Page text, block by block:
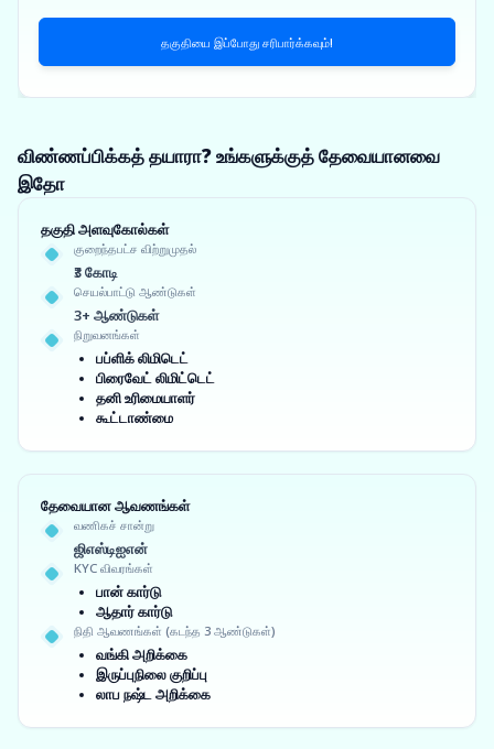
தகுதியை இப்போது சரிபார்க்கவும்!
விண்ணப்பிக்கத் தயாரா? உங்களுக்குத் தேவையானவை
இதோ
தகுதி அளவுகோல்கள்
குறைந்தபட்ச விற்றுமுதல்
₹3 கோடி
செயல்பாட்டு ஆண்டுகள்
3+ ஆண்டுகள்
நிறுவனங்கள்
பப்ளிக் லிமிடெட்
பிரைவேட் லிமிட்டெட்
தனி உரிமையாளர்
கூட்டாண்மை
தேவையான ஆவணங்கள்
வணிகச் சான்று
ஜிஎஸ்டிஐஎன்
KYC விவரங்கள்
பான் கார்டு
ஆதார் கார்டு
நிதி ஆவணங்கள் (கடந்த 3 ஆண்டுகள்)
வங்கி அறிக்கை
இருப்புநிலை குறிப்பு
லாப நஷ்ட அறிக்கை